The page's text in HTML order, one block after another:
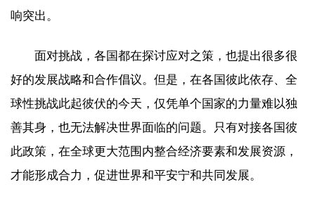
响突出。
面对挑战，各国都在探讨应对之策，也提出很多很
好的发展战略和合作倡议。但是，在各国彼此依存、全
球性挑战此起彼伏的今天，仅凭单个国家的力量难以独
善其身，也无法解决世界面临的问题。只有对接各国彼
此政策，在全球更大范围内整合经济要素和发展资源，
才能形成合力，促进世界和平安宁和共同发展。